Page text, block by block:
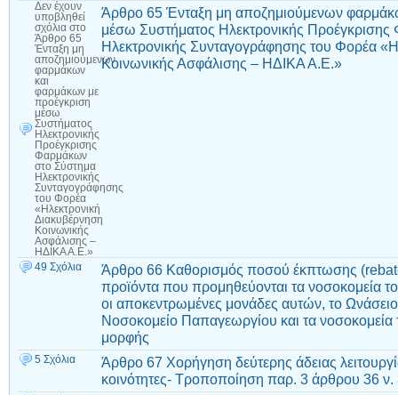
Δεν έχουν
υποβληθεί
σχόλια στο
Άρθρο 65
Ένταξη μη
αποζημιούμενων
φαρμάκων
και
φαρμάκων με
προέγκριση
μέσω
Συστήματος
Ηλεκτρονικής
Προέγκρισης
Φαρμάκων
στο Σύστημα
Ηλεκτρονικής
Συνταγογράφησης
του Φορέα
«Ηλεκτρονική
Διακυβέρνηση
Κοινωνικής
Ασφάλισης –
ΗΔΙΚΑ Α.Ε.»
Άρθρο 65 Ένταξη μη αποζημιούμενων
μέσω Συστήματος Ηλεκτρονικής
Ηλεκτρονικής Συνταγογράφησης του Φορέα
Κοινωνικής Ασφάλισης – ΗΔΙΚΑ Α.Ε.»
49 Σχόλια
Άρθρο 66 Καθορισμός ποσού έκπτωσης (rebate)
προϊόντα που προμηθεύονται τα νοσοκομεία
οι αποκεντρωμένες μονάδες αυτών, το
Νοσοκομείο Παπαγεωργίου και τα
μορφής
5 Σχόλια
Άρθρο 67 Χορήγηση δεύτερης άδειας
κοινότητες- Τροποποίηση παρ. 3 άρθρου 36